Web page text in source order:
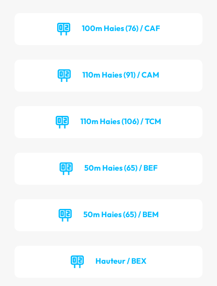
100m Haies (76) / CAF
110m Haies (91) / CAM
110m Haies (106) / TCM
50m Haies (65) / BEF
50m Haies (65) / BEM
Hauteur / BEX